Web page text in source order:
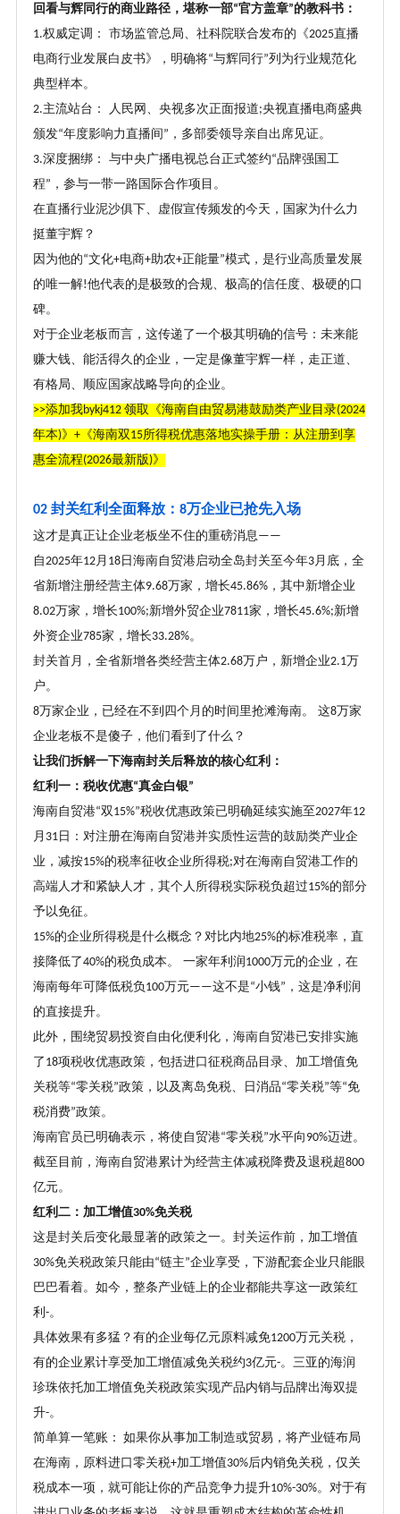
回看与辉同行的商业路径，堪称一部“官方盖章”的教科书：
1.权威定调： 市场监管总局、社科院联合发布的《2025直播
电商行业发展白皮书》，明确将“与辉同行”列为行业规范化
典型样本。
2.主流站台： 人民网、央视多次正面报道;央视直播电商盛典
颁发“年度影响力直播间 ” ，多部委领导亲自出席见证。
3.深度捆绑： 与中央广播电视总台正式签约“品牌强国工
程” ，参与一带一路国际合作项目。
在直播行业泥沙俱下、虚假宣传频发的今天，国家为什么力
挺董宇辉？
因为他的“文化+电商+助农+正能量”模式，是行业高质量发展
的唯一解!他代表的是极致的合规、极高的信任度、极硬的口
碑。
对于企业老板而言，这传递了一个极其明确的信号：未来能
赚大钱、能活得久的企业，一定是像董宇辉一样，走正道、
有格局、顺应国家战略导向的企业。
>>添加我bykj412 领取《海南自由贸易港鼓励类产业目录(2024
年本)》 +《海南双 15所得税优惠落地实操手册：从注册到享
惠全流程(2026最新版 )》
02 封关红利全面释放： 8万企业已抢先入场
这才是真正让企业老板坐不住的重磅消息 ——
自2025年12月 18日海南自贸港启动全岛封关至今年3月底，全
省新增注册经营主体9.68万家，增长45.86%，其中新增企业
8.02万家，增长100%;新增外贸企业7811家，增长45.6%;新增
外资企业785家，增长33.28%。
封关首月，全省新增各类经营主体2.68万户，新增企业2.1万
户。
8万家企业，已经在不到四个月的时间里抢滩海南。 这8万家
企业老板不是傻子，他们看到了什么 ？
让我们拆解一下海南封关后释放的核心红利：
红利一：税收优惠“真金白银”
海南自贸港“双 15%”税收优惠政策已明确延续实施至2027年12
月 31 日：对注册在海南自贸港并实质性运营的鼓励类产业企
业，减按15%的税率征收企业所得税;对在海南自贸港工作的
高端人才和紧缺人才，其个人所得税实际税负超过15%的部分
予以免征。
15%的企业所得税是什么概念 ？ 对比内地25%的标准税率，直
接降低了40%的税负成本。 一家年利润 1000万元的企业，在
海南每年可降低税负 100万元——这不是“小钱” ，这是净利润
的直接提升。
此外，围绕贸易投资自由化便利化，海南自贸港已安排实施
了 18项税收优惠政策，包括进口征税商品目录、加工增值免
关税等“零关税”政策，以及离岛免税、日消品“零关税”等“免
税消费”政策。
海南官员已明确表示，将使自贸港“零关税”水平向 90%迈进。
截至目前，海南自贸港累计为经营主体减税降费及退税超800
亿元。
红利二：加工增值30%免关税
这是封关后变化最显著的政策之一。封关运作前，加工增值
30%免关税政策只能由“链主”企业享受，下游配套企业只能眼
巴巴看着。如今，整条产业链上的企业都能共享这一政策红
利 -。
具体效果有多猛？ 有的企业每亿元原料减免1200万元关税，
有的企业累计享受加工增值减免关税约3亿元-。三亚的海润
珍珠依托加工增值免关税政策实现产品内销与品牌出海双提
升-。
简单算一笔账： 如果你从事加工制造或贸易，将产业链布局
在海南，原料进口零关税+加工增值30%后内销免关税，仅关
税成本一项，就可能让你的产品竞争力提升10%-30%。对于有